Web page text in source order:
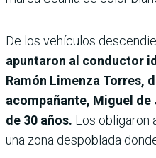
De los vehículos
apuntaron al conductor
Ramón Limenza Torres,
acompañante, Miguel de
de 30 años. Los obligaron
una zona despoblada